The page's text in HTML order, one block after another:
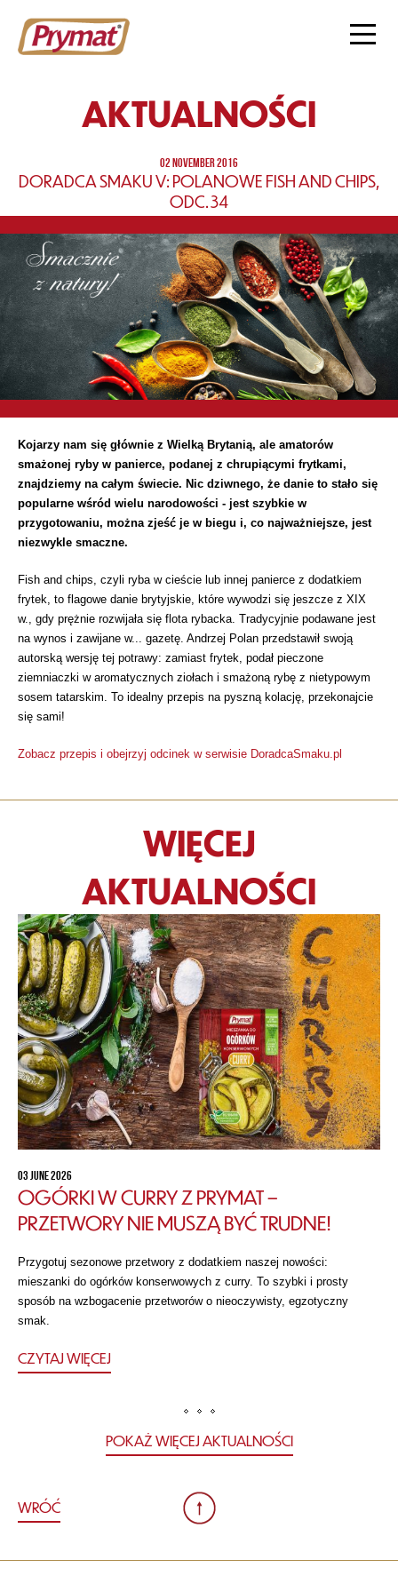
AKTUALNOŚCI
02 NOVEMBER 2016
DORADCA SMAKU V: POLANOWE FISH AND CHIPS,
ODC. 34
Kojarzy nam się głównie z Wielką Brytanią, ale amatorów
smażonej ryby w panierce, podanej z chrupiącymi frytkami,
znajdziemy na całym świecie. Nic dziwnego, że danie to stało się
popularne wśród wielu narodowości - jest szybkie w
przygotowaniu, można zjeść je w biegu i, co najważniejsze, jest
niezwykle smaczne.
Fish and chips, czyli ryba w cieście lub innej panierce z dodatkiem
frytek, to flagowe danie brytyjskie, które wywodzi się jeszcze z XIX
w., gdy prężnie rozwijała się flota rybacka. Tradycyjnie podawane jest
na wynos i zawijane w... gazetę. Andrzej Polan przedstawił swoją
autorską wersję tej potrawy: zamiast frytek, podał pieczone
ziemniaczki w aromatycznych ziołach i smażoną rybę z nietypowym
sosem tatarskim. To idealny przepis na pyszną kolację, przekonajcie
się sami!
Zobacz przepis i obejrzyj odcinek w serwisie DoradcaSmaku.pl
WIĘCEJ
AKTUALNOŚCI
03 JUNE 2026
OGÓRKI W CURRY Z PRYMAT –
PRZETWORY NIE MUSZĄ BYĆ TRUDNE!
Przygotuj sezonowe przetwory z dodatkiem naszej nowości:
mieszanki do ogórków konserwowych z curry. To szybki i prosty
sposób na wzbogacenie przetworów o nieoczywisty, egzotyczny
smak.
CZYTAJ WIĘCEJ
POKAŻ WIĘCEJ AKTUALNOŚCI
WRÓĆ